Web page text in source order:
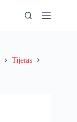
Tijeras